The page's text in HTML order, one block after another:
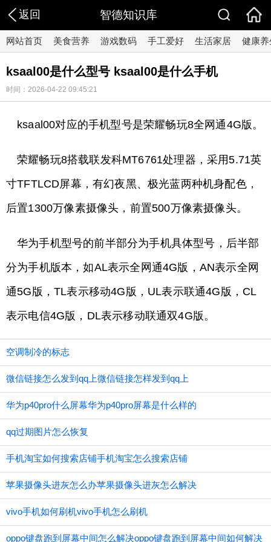
返回 智德知识库
网站首页 美食营养 游戏数码 手工爱好 生活家居 健康养
ksaal00是什么型号 ksaal00是什么手机
时间：2026-04-22 09:45:21
ksaal00对应的手机型号是荣耀畅玩8全网通4G版。
荣耀畅玩8搭载联发科MT6761处理器，采用5.71英
寸TFTLCD屏幕，有幻夜黑、极光蓝两种机身配色，
后置1300万像素摄像头，前置500万像素摄像头。
华为手机型号的前半部分为手机具体型号，后半部
分为手机版本，如AL表示全网通4G版，AN表示全网
通5G版，TL表示移动4G版，UL表示联通4G版，CL
表示电信4G版，DL表示移动联通双4G版。
空调制冷的标志
微信链接怎么发到qq上微信链接怎样发到qq上
华为p40pro什么屏幕华为p40pro屏幕是什么样的
qq过期图片怎么恢复
手机淘宝如何搜索店铺手机淘宝怎么搜索店铺
苹果摄像头进灰怎么办苹果摄像头进灰怎么解决
vivo手机如何刷机vivo手机怎么刷机
oppo键盘跑到屏幕中间怎么解决oppo键盘跑到屏幕中间如何解决